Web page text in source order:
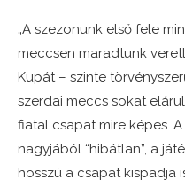
„A szezonunk első fele
meccsen maradtunk
Kupát – szinte
szerdai meccs sokat
fiatal csapat mire képes.
nagyjából “hibátlan”, a
hosszú a csapat kispadja